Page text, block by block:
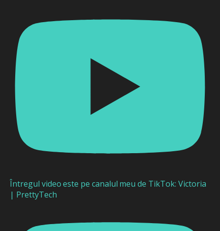
Întregul video este pe canalul meu de TikTok: Victoria
| PrettyTech